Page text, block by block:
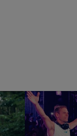
Armin
SACHA:
o piesă